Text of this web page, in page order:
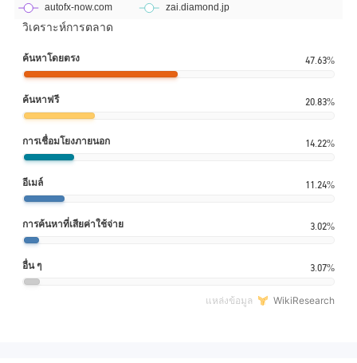
วิเคราะห์การตลาด
ค้นหาโดยตรง 47.63%
ค้นหาฟรี 20.83%
การเชื่อมโยงภายนอก 14.22%
อีเมล์ 11.24%
การค้นหาที่เสียค่าใช้จ่าย 3.02%
อื่น ๆ 3.07%
แหล่งข้อมูล WikiResearch